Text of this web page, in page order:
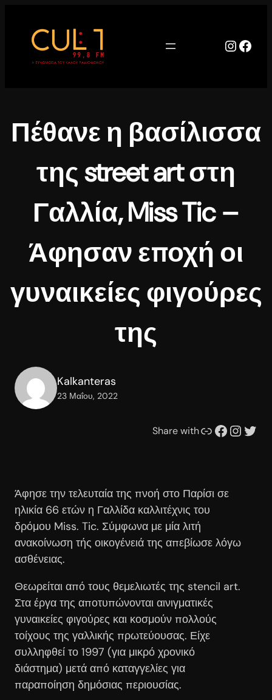
περιεχόμενο
Πέθανε η βασίλισσα
της street art στη
Γαλλία, Miss Tic –
Άφησαν εποχή οι
γυναικείες φιγούρες
της
Kalkanteras
23 Μαΐου, 2022
Share withΣυνδέσμου Facebook Instagram Twitter
Άφησε την τελευταία της πνοή στο Παρίσι σε
ηλικία 66 ετών η Γαλλίδα καλλιτέχνις του
δρόμου Miss. Tic. Σύμφωνα με μία λιτή
ανακοίνωση τής οικογένειά της απεβίωσε λόγω
ασθένειας.
Θεωρείται από τους θεμελιωτές της stencil art.
Στα έργα της αποτυπώνονται αινιγματικές
γυναικείες φιγούρες και κοσμούν πολλούς
τοίχους της γαλλικής πρωτεύουσας. Είχε
συλληφθεί το 1997 (για μικρό χρονικό
διάστημα) μετά από καταγγελίες για
παραποίηση δημόσιας περιουσίας.